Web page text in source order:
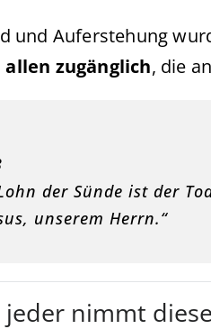
und Auferstehung
zugänglich, die
der Sünde ist der
unserem Herrn.“
nimmt